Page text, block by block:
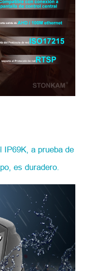
IP69K, a prueba de
es duradero.